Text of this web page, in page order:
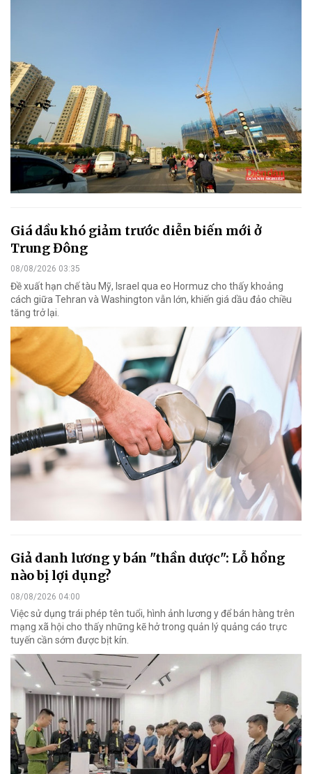
Giá dầu khó giảm trước diễn biến mới ở
Trung Đông
08/08/2026 03:35
Đề xuất hạn chế tàu Mỹ, Israel qua eo Hormuz cho thấy khoảng
cách giữa Tehran và Washington vẫn lớn, khiến giá dầu đảo chiều
tăng trở lại.
Giả danh lương y bán "thần dược": Lỗ hổng
nào bị lợi dụng?
08/08/2026 04:00
Việc sử dụng trái phép tên tuổi, hình ảnh lương y để bán hàng trên
mạng xã hội cho thấy những kẽ hở trong quản lý quảng cáo trực
tuyến cần sớm được bịt kín.